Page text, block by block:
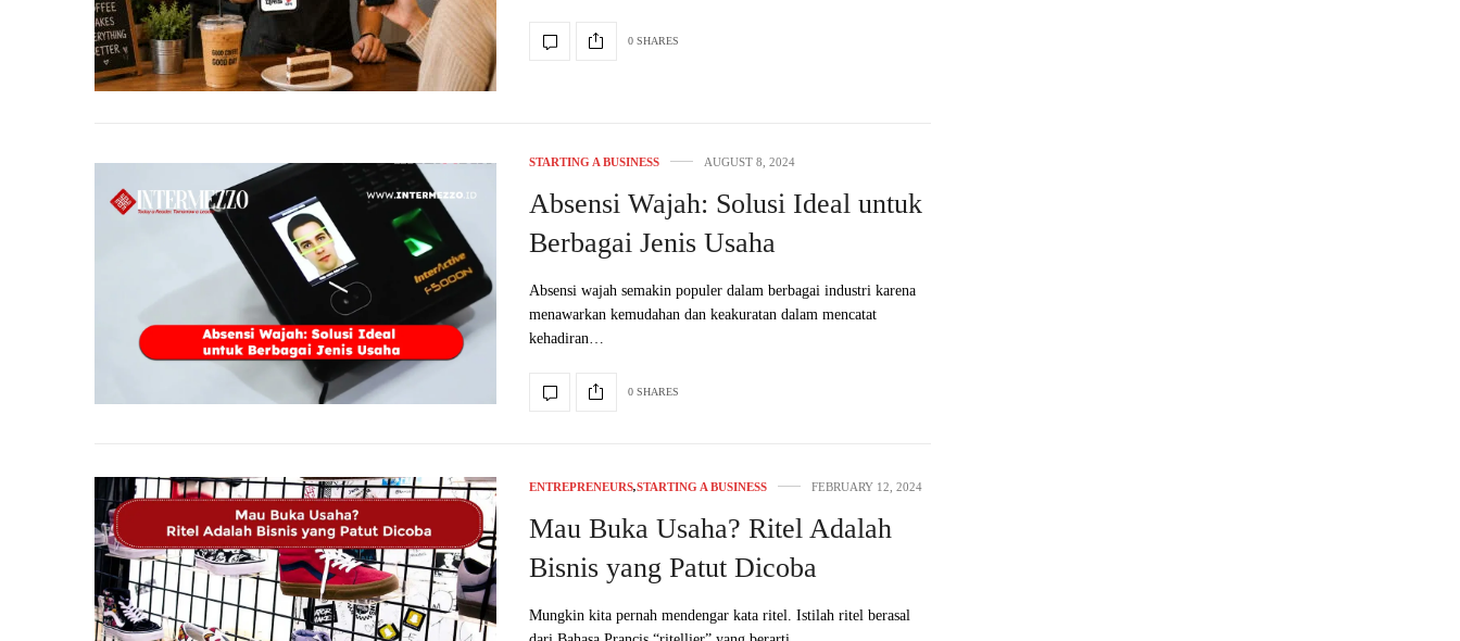
0 SHARES
STARTING A BUSINESS AUGUST 8, 2024
Absensi Wajah: Solusi Ideal untuk
Berbagai Jenis Usaha
Absensi wajah semakin populer dalam berbagai industri karena
menawarkan kemudahan dan keakuratan dalam mencatat
kehadiran…
0 SHARES
ENTREPRENEURS,STARTING A BUSINESS FEBRUARY 12, 2024
Mau Buka Usaha? Ritel Adalah
Bisnis yang Patut Dicoba
Mungkin kita pernah mendengar kata ritel. Istilah ritel berasal